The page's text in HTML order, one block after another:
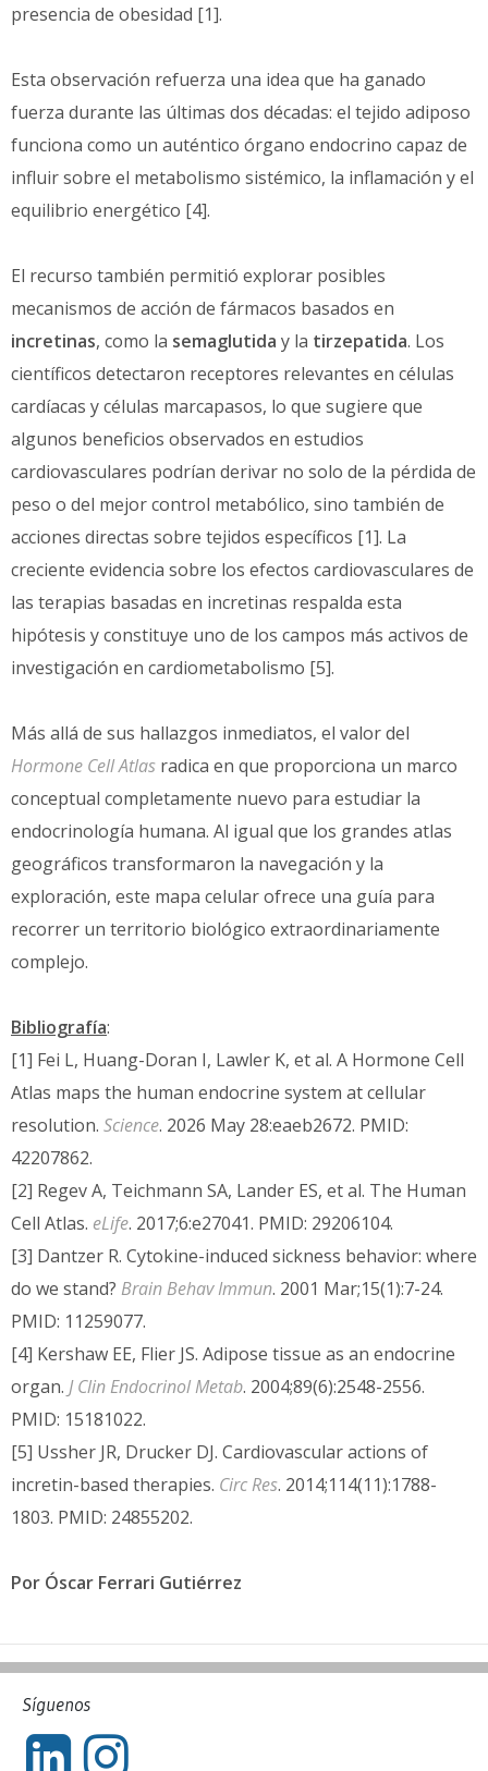
presencia de obesidad [1].
Esta observación refuerza una idea que ha ganado
fuerza durante las últimas dos décadas: el tejido adiposo
funciona como un auténtico órgano endocrino capaz de
influir sobre el metabolismo sistémico, la inflamación y el
equilibrio energético [4].
El recurso también permitió explorar posibles
mecanismos de acción de fármacos basados en
incretinas, como la semaglutida y la tirzepatida. Los
científicos detectaron receptores relevantes en células
cardíacas y células marcapasos, lo que sugiere que
algunos beneficios observados en estudios
cardiovasculares podrían derivar no solo de la pérdida de
peso o del mejor control metabólico, sino también de
acciones directas sobre tejidos específicos [1]. La
creciente evidencia sobre los efectos cardiovasculares de
las terapias basadas en incretinas respalda esta
hipótesis y constituye uno de los campos más activos de
investigación en cardiometabolismo [5].
Más allá de sus hallazgos inmediatos, el valor del
Hormone Cell Atlas radica en que proporciona un marco
conceptual completamente nuevo para estudiar la
endocrinología humana. Al igual que los grandes atlas
geográficos transformaron la navegación y la
exploración, este mapa celular ofrece una guía para
recorrer un territorio biológico extraordinariamente
complejo.
Bibliografía:
[1] Fei L, Huang-Doran I, Lawler K, et al. A Hormone Cell
Atlas maps the human endocrine system at cellular
resolution. Science. 2026 May 28:eaeb2672. PMID:
42207862.
[2] Regev A, Teichmann SA, Lander ES, et al. The Human
Cell Atlas. eLife. 2017;6:e27041. PMID: 29206104.
[3] Dantzer R. Cytokine-induced sickness behavior: where
do we stand? Brain Behav Immun. 2001 Mar;15(1):7-24.
PMID: 11259077.
[4] Kershaw EE, Flier JS. Adipose tissue as an endocrine
organ. J Clin Endocrinol Metab. 2004;89(6):2548-2556.
PMID: 15181022.
[5] Ussher JR, Drucker DJ. Cardiovascular actions of
incretin-based therapies. Circ Res. 2014;114(11):1788-
1803. PMID: 24855202.
Por Óscar Ferrari Gutiérrez
Síguenos